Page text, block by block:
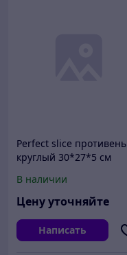
Perfect slice противень
круглый 30*27*5 см
В наличии
Цену уточняйте
Написать